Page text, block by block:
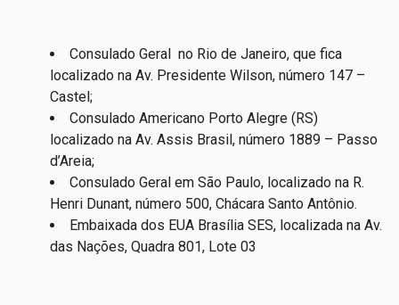
Consulado Geral no Rio de Janeiro, que fica
localizado na Av. Presidente Wilson, número 147 –
Castel;
Consulado Americano Porto Alegre (RS)
localizado na Av. Assis Brasil, número 1889 – Passo
d’Areia;
Consulado Geral em São Paulo, localizado na R.
Henri Dunant, número 500, Chácara Santo Antônio.
Embaixada dos EUA Brasília SES, localizada na Av.
das Nações, Quadra 801, Lote 03